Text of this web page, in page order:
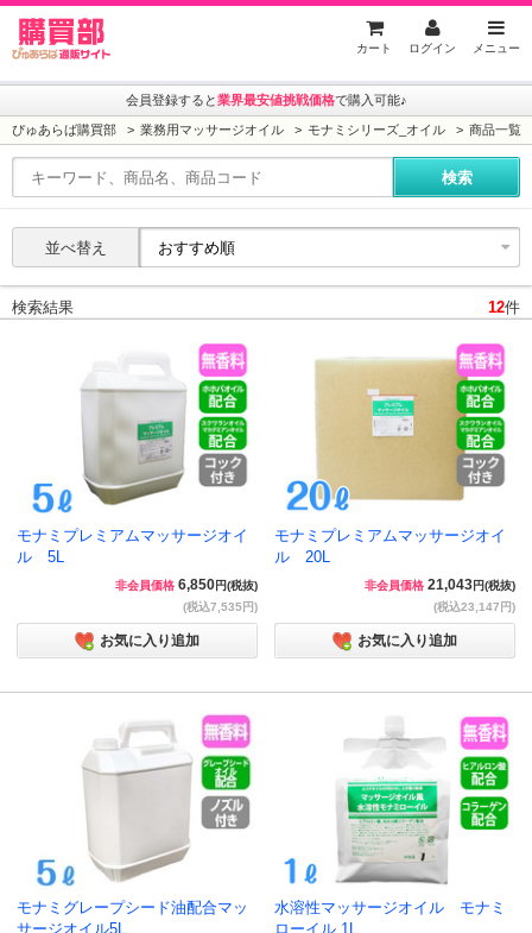
カート ログイン メニュー
会員登録すると業界最安値挑戦価格で購入可能♪
ぴゅあらば購買部 業務用マッサージオイル モナミシリーズ_オイル 商品一覧
並べ替え
検索結果 12件
モナミプレミアムマッサージオイ
ル 5L
非会員価格 6,850円(税抜)
(税込7,535円)
お気に入り追加
モナミプレミアムマッサージオイ
ル 20L
非会員価格 21,043円(税抜)
(税込23,147円)
お気に入り追加
モナミグレープシード油配合マッ
サージオイル5L
水溶性マッサージオイル モナミ
ローイル 1L